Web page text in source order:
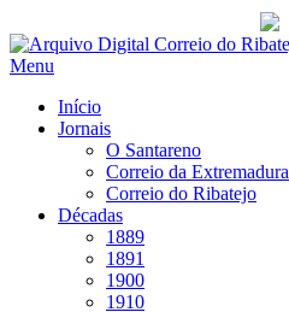
Saltar
para
Menu
Início
Jornais
O Santareno
Correio da Extremadura
Correio do Ribatejo
Décadas
1889
1891
1900
1910